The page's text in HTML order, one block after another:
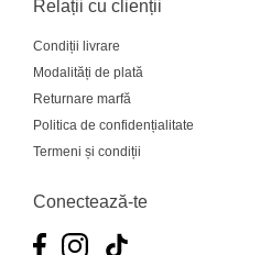
Relații cu clienții
Condiții livrare
Modalități de plată
Returnare marfă
Politica de confidențialitate
Termeni și condiții
Conectează-te